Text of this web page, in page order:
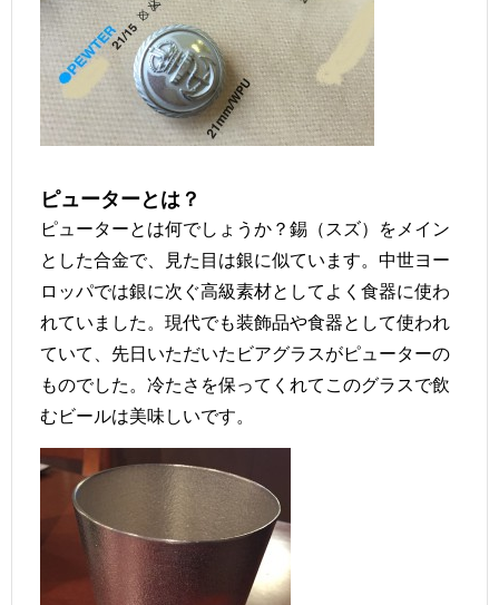
ピューターとは？
ピューターとは何でしょうか？錫（スズ）をメイン
とした合金で、見た目は銀に似ています。中世ヨー
ロッパでは銀に次ぐ高級素材としてよく食器に使わ
れていました。現代でも装飾品や食器として使われ
ていて、先日いただいたビアグラスがピューターの
ものでした。冷たさを保ってくれてこのグラスで飲
むビールは美味しいです。